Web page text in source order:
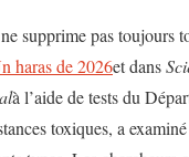
supprime pas toujours
haras de 2026et dans
à l’aide de tests du
toxiques, a